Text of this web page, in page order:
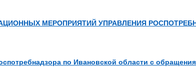
МЕРОПРИЯТИЙ УПРАВЛЕНИЯ
по Ивановской области с